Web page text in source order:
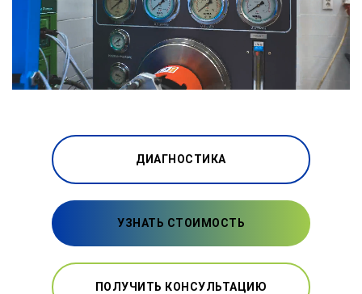
ДИАГНОСТИКА
УЗНАТЬ СТОИМОСТЬ
ПОЛУЧИТЬ КОНСУЛЬТАЦИЮ